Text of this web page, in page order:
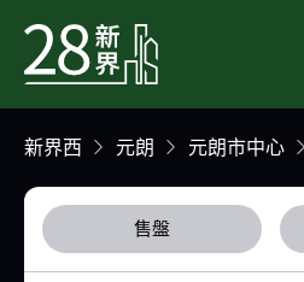
新界西 元朗 元朗市中心
售盤